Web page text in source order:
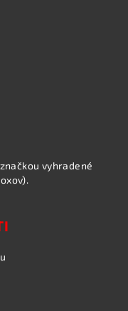
vyhradené